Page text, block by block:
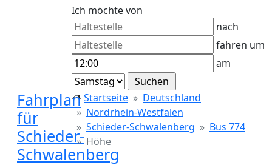
Ich möchte von
nach
fahren um
am
Fahrplan
für
Schieder-
Schwalenberg
Startseite
Deutschland
Nordrhein-Westfalen
Schieder-Schwalenberg
Bus 774
Höhe